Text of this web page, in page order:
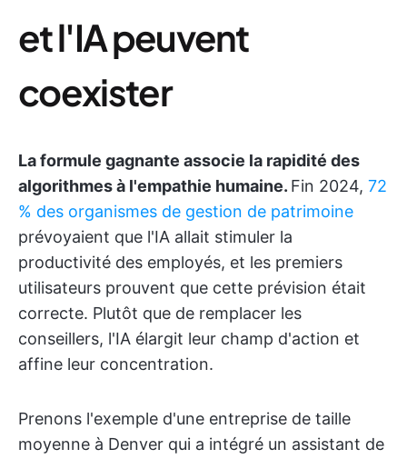
et l'IA peuvent
coexister
La formule gagnante associe la rapidité des
algorithmes à l'empathie humaine. Fin 2024, 72
% des organismes de gestion de patrimoine
prévoyaient que l'IA allait stimuler la
productivité des employés, et les premiers
utilisateurs prouvent que cette prévision était
correcte. Plutôt que de remplacer les
conseillers, l'IA élargit leur champ d'action et
affine leur concentration.
Prenons l'exemple d'une entreprise de taille
moyenne à Denver qui a intégré un assistant de